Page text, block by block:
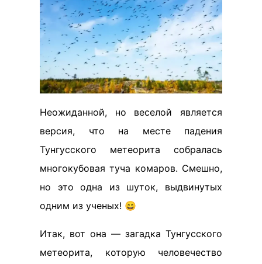
Неожиданной, но веселой является
версия, что на месте падения
Тунгусского метеорита собралась
многокубовая туча комаров. Смешно,
но это одна из шуток, выдвинутых
одним из ученых! 😄
Итак, вот она — загадка Тунгусского
метеорита, которую человечество